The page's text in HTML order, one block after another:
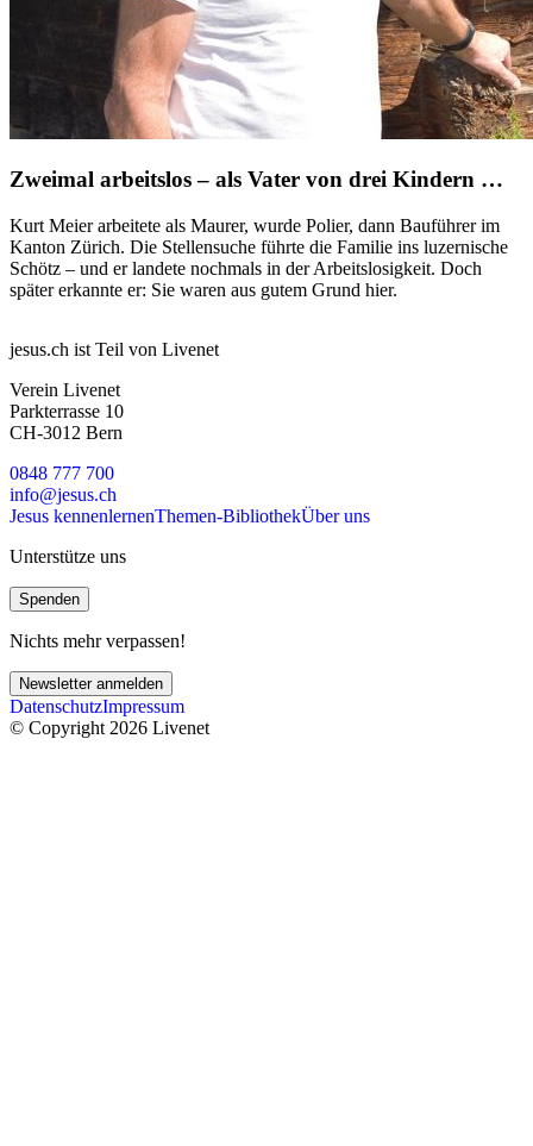
Zweimal arbeitslos – als Vater von drei Kindern …
Kurt Meier arbeitete als Maurer, wurde Polier, dann Bauführer im
Kanton Zürich. Die Stellensuche führte die Familie ins luzernische
Schötz – und er landete nochmals in der Arbeitslosigkeit. Doch
später erkannte er: Sie waren aus gutem Grund hier.
jesus.ch ist Teil von Livenet
Verein Livenet
Parkterrasse 10
CH-3012 Bern
0848 777 700
info@jesus.ch
Jesus kennenlernenThemen-BibliothekÜber uns
Unterstütze uns
Spenden
Nichts mehr verpassen!
Newsletter anmelden
DatenschutzImpressum
© Copyright 2026 Livenet